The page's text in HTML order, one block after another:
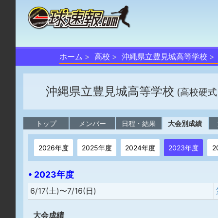
ホーム 高校 沖縄県立豊見城高等学校
沖縄県立豊見城高等学校 (高校硬
トップ メンバー 日程・結果 大会別成績
2026年度 2025年度 2024年度 2023年度
• 2023年度
6/17(土)〜7/16(日)
大会成績